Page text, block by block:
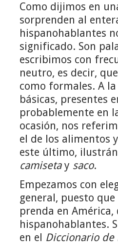
Como dijimos en
sorprenden al
hispanohablantes
significado. Son
escribimos con
neutro, es decir,
como formales. A
básicas, presentes
probablemente en
ocasión, nos
el de los alimentos
este último,
camisetay saco.
Empezamos con
general, puesto
prenda en América,
hispanohablantes.
en el Diccionario de